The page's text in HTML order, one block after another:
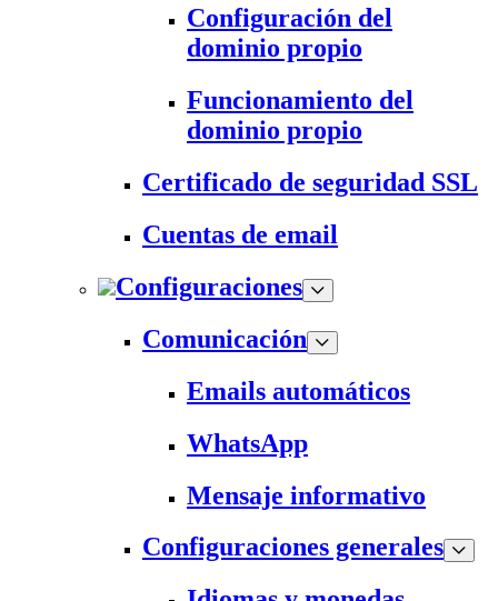
Configuración del
dominio propio
Funcionamiento del
dominio propio
Certificado de seguridad SSL
Cuentas de email
Configuraciones
Comunicación
Emails automáticos
WhatsApp
Mensaje informativo
Configuraciones generales